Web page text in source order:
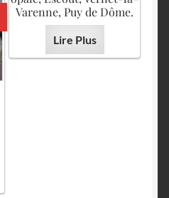
Varenne, Puy de Dôme.
Lire Plus